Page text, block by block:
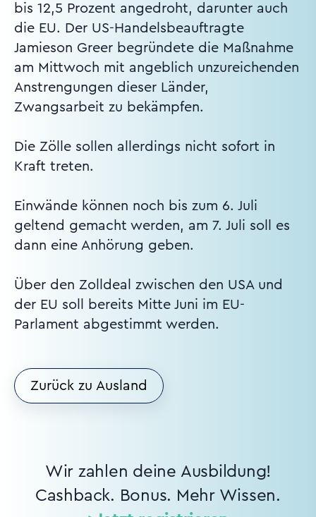
bis 12,5 Prozent angedroht, darunter auch
die EU. Der US-Handelsbeauftragte
Jamieson Greer begründete die Maßnahme
am Mittwoch mit angeblich unzureichenden
Anstrengungen dieser Länder,
Zwangsarbeit zu bekämpfen.
Die Zölle sollen allerdings nicht sofort in
Kraft treten.
Einwände können noch bis zum 6. Juli
geltend gemacht werden, am 7. Juli soll es
dann eine Anhörung geben.
Über den Zolldeal zwischen den USA und
der EU soll bereits Mitte Juni im EU-
Parlament abgestimmt werden.
Zurück zu Ausland
Wir zahlen deine Ausbildung!
Cashback. Bonus. Mehr Wissen.